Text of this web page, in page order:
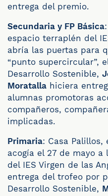
entrega del premio.
Secundaria y FP Básica
espacio terraplén del
abría las puertas para
“punto supercircular”,
Desarrollo Sostenible,
Moratalla hiciera
alumnas promotoras
compañeros,
implicadas.
Primaria: Casa Palillos,
acogía el 27 de mayo a
del IES Virgen de las
entrega del trofeo por
Desarrollo Sostenible,